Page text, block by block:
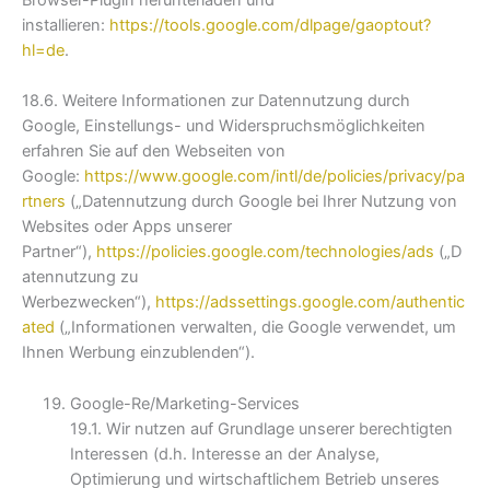
installieren: https://tools.google.com/dlpage/gaoptout?
hl=de.
18.6. Weitere Informationen zur Datennutzung durch
Google, Einstellungs- und Widerspruchsmöglichkeiten
erfahren Sie auf den Webseiten von
Google: https://www.google.com/intl/de/policies/privacy/pa
rtners („Datennutzung durch Google bei Ihrer Nutzung von
Websites oder Apps unserer
Partner“), https://policies.google.com/technologies/ads („D
atennutzung zu
Werbezwecken“), https://adssettings.google.com/authentic
ated („Informationen verwalten, die Google verwendet, um
Ihnen Werbung einzublenden“).
Google-Re/Marketing-Services
19.1. Wir nutzen auf Grundlage unserer berechtigten
Interessen (d.h. Interesse an der Analyse,
Optimierung und wirtschaftlichem Betrieb unseres